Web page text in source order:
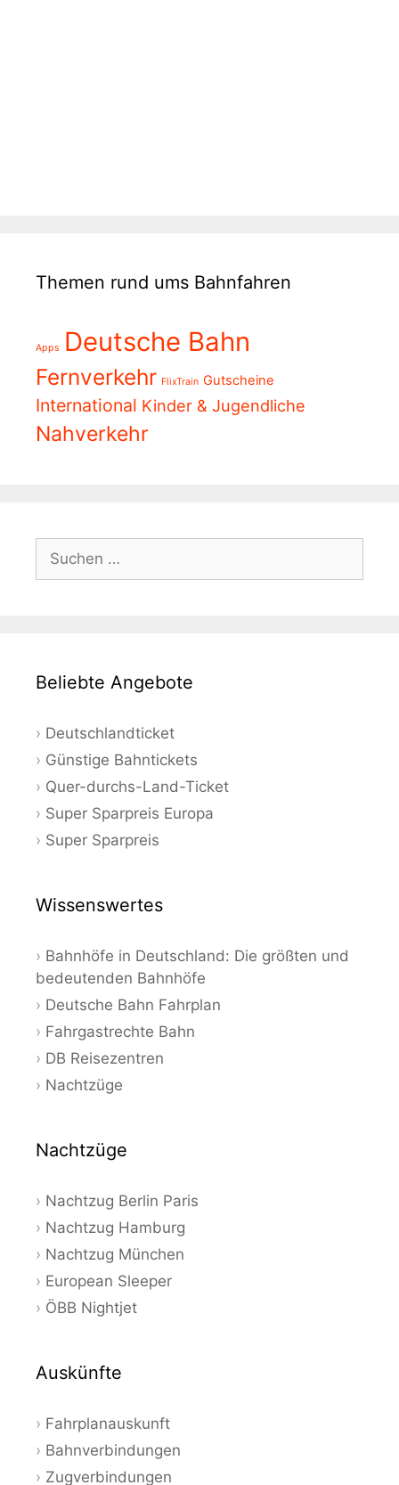
Themen rund ums Bahnfahren
Apps Deutsche Bahn
Fernverkehr FlixTrain Gutscheine
International Kinder & Jugendliche
Nahverkehr
nach:
Beliebte Angebote
Deutschlandticket
Günstige Bahntickets
Quer-durchs-Land-Ticket
Super Sparpreis Europa
Super Sparpreis
Wissenswertes
Bahnhöfe in Deutschland: Die größten und
bedeutenden Bahnhöfe
Deutsche Bahn Fahrplan
Fahrgastrechte Bahn
DB Reisezentren
Nachtzüge
Nachtzüge
Nachtzug Berlin Paris
Nachtzug Hamburg
Nachtzug München
European Sleeper
ÖBB Nightjet
Auskünfte
Fahrplanauskunft
Bahnverbindungen
Zugverbindungen